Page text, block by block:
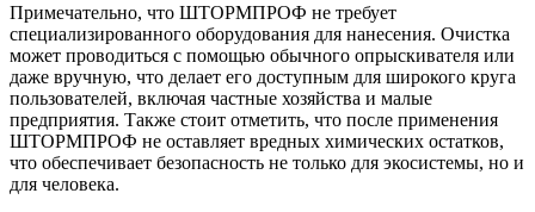
Примечательно, что ШТОРМПРОФ не требует
специализированного оборудования для нанесения. Очистка
может проводиться с помощью обычного опрыскивателя или
даже вручную, что делает его доступным для широкого круга
пользователей, включая частные хозяйства и малые
предприятия. Также стоит отметить, что после применения
ШТОРМПРОФ не оставляет вредных химических остатков,
что обеспечивает безопасность не только для экосистемы, но и
для человека.